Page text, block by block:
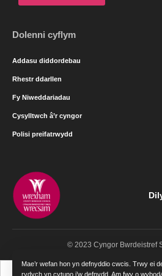
Mae’r wefan hon yn defnyddio cwcis. Trwy ei
rydych yn cytuno i’w defnydd. Am fwy o
Dolenni cyflym
Addasu diddordebau
Rhestr ddarllen
Fy Niweddariadau
Cysylltwch â’r cyngor
Polisi preifatrwydd
© 2023 Cyngor Bwrdeistref
Cymraeg